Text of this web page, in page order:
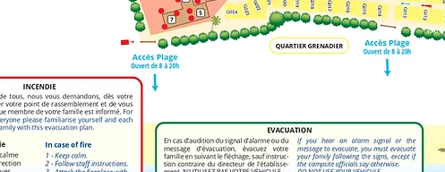
FA15